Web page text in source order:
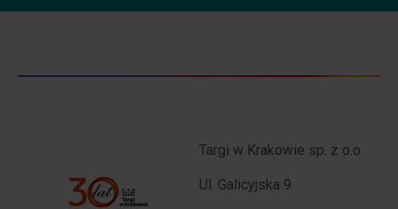
Targi w Krakowie sp. z o.o.
Ul. Galicyjska 9